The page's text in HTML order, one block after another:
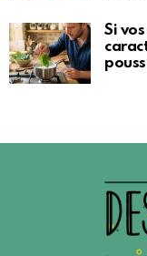
Si